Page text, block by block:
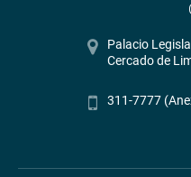
Palacio
Cercado de
311-7777